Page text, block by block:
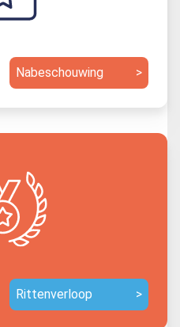
Nabeschouwing >
Rittenverloop >